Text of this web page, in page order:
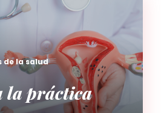
de la salud
la práctica